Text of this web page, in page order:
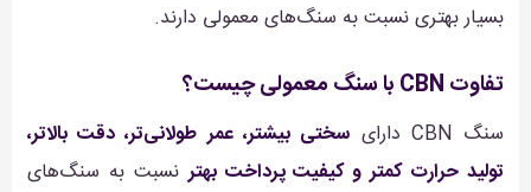
بسیار بهتری نسبت به سنگ‌های معمولی دارند.
تفاوت CBN با سنگ معمولی چیست؟
سنگ CBN دارای
سختی بیشتر، عمر طولانی‌تر، دقت بالاتر،
تولید حرارت کمتر و کیفیت پرداخت بهترنسبت به سنگ‌های